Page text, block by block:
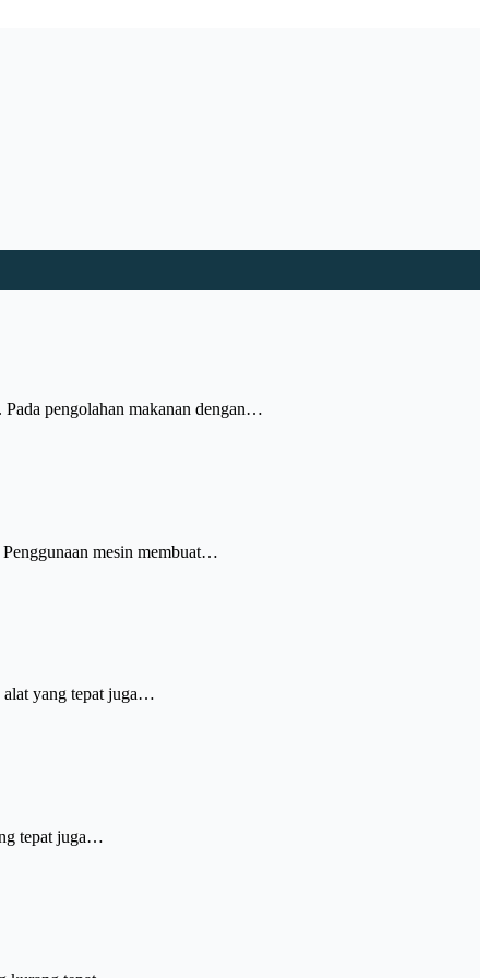
Pada pengolahan makanan dengan…
Penggunaan mesin membuat…
alat yang tepat juga…
tepat juga…